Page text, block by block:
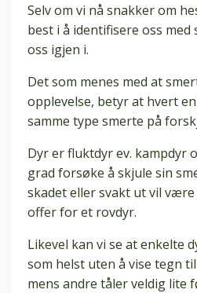
Selv om vi nå snakker om
best i å identifisere oss
oss igjen i.
Det som menes med at
opplevelse, betyr at hvert
samme type smerte på
Dyr er fluktdyr ev. kampdyr
grad forsøke å skjule sin
skadet eller svakt ut vil
offer for et rovdyr.
Likevel kan vi se at enkelte
som helst uten å vise tegn
mens andre tåler veldig lite